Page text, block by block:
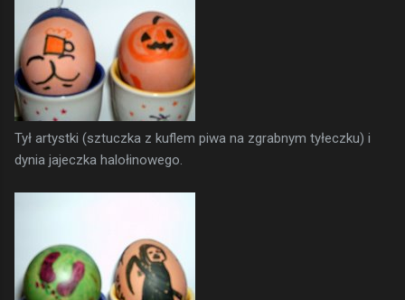
Tył artystki (sztuczka z kuflem piwa na zgrabnym tyłeczku) i
dynia jajeczka halołinowego.